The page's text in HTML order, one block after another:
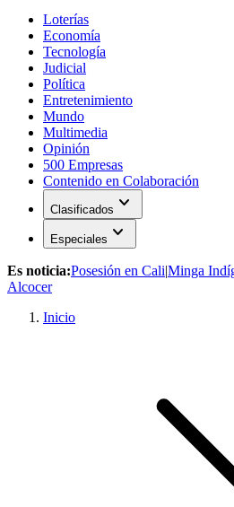
Loterías
Economía
Tecnología
Judicial
Política
Entretenimiento
Mundo
Multimedia
Opinión
500 Empresas
Contenido en Colaboración
Clasificados expand_more
Especiales expand_more
Es noticia:Posesión en Cali|Minga
Alcocer
Inicio